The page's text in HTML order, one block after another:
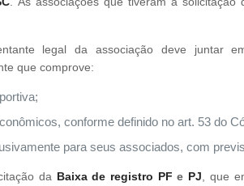
legal da associação deve juntar
que comprove:
conforme definido no art. 53 do
para seus associados, com
da Baixa de registro PF e PJ , que